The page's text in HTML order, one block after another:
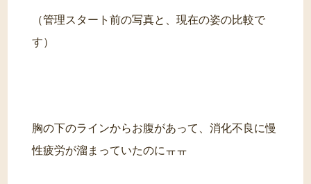
（管理スタート前の写真と、現在の姿の比較で
す）
胸の下のラインからお腹があって、消化不良に慢
性疲労が溜まっていたのにㅠㅠ